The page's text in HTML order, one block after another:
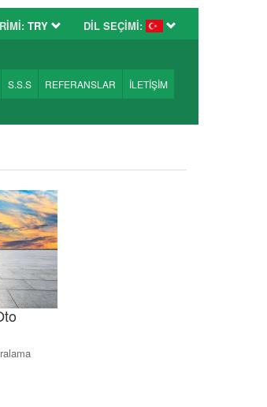
TRY DİL SEÇİMİ:
S.S.S REFERANSLAR İLETİŞİM